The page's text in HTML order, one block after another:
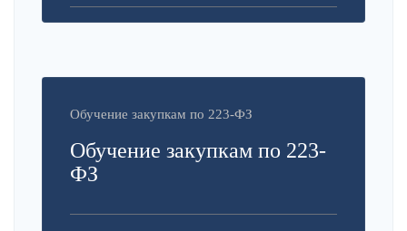
Обучение закупкам по 223-ФЗ
Обучение закупкам по 223-
ФЗ